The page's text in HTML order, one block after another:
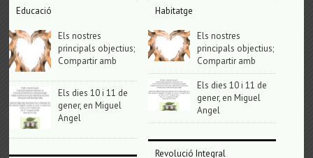
Educació
Els nostres
principals objectius;
Compartir amb
Els dies 10 i 11 de
gener, en Miguel
Angel
Habitatge
Els nostres
principals objectius;
Compartir amb
Els dies 10 i 11 de
gener, en Miguel
Angel
Revolució Integral